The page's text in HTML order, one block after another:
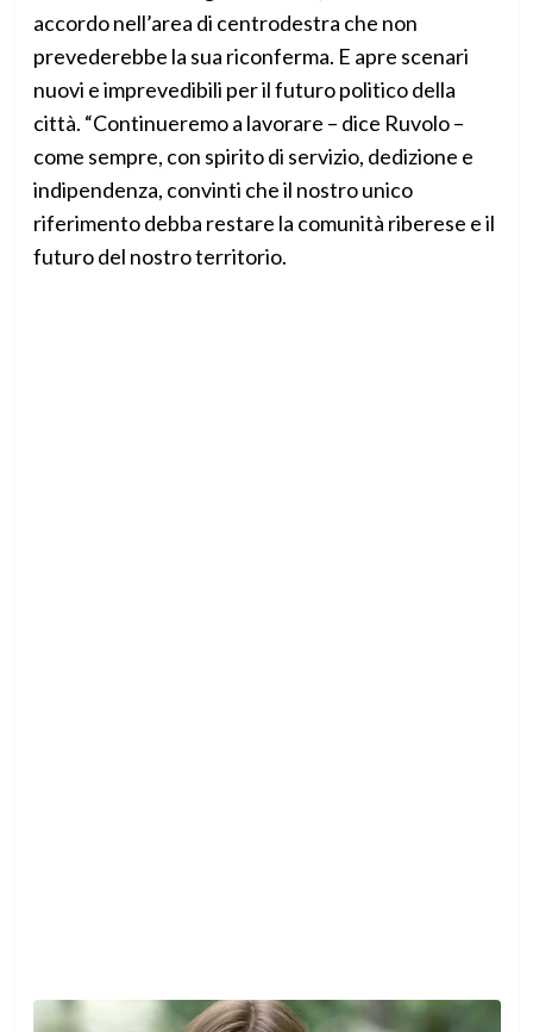
accordo nell’area di centrodestra che non
prevederebbe la sua riconferma. E apre scenari
nuovi e imprevedibili per il futuro politico della
città. “Continueremo a lavorare – dice Ruvolo –
come sempre, con spirito di servizio, dedizione e
indipendenza, convinti che il nostro unico
riferimento debba restare la comunità riberese e il
futuro del nostro territorio.